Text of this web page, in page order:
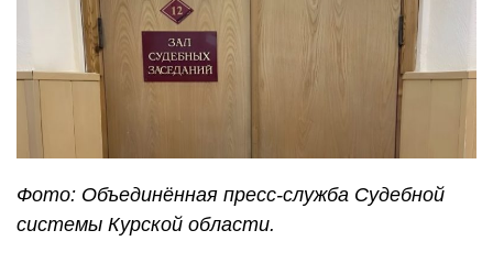
Фото: Объединённая пресс-служба Судебной
системы Курской области.